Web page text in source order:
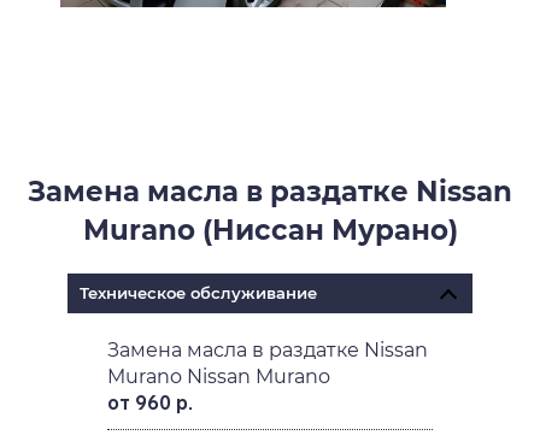
Замена масла в раздатке Nissan
Murano (Ниссан Мурано)
Техническое обслуживание
Замена масла в раздатке Nissan
Murano Nissan Murano
от 960 р.